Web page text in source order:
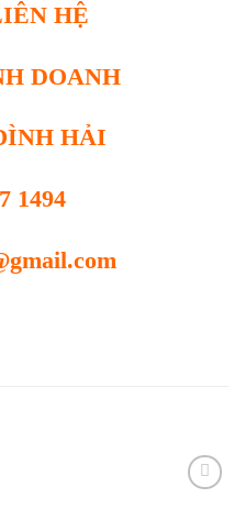
HỆ
DOANH
HẢI
1494